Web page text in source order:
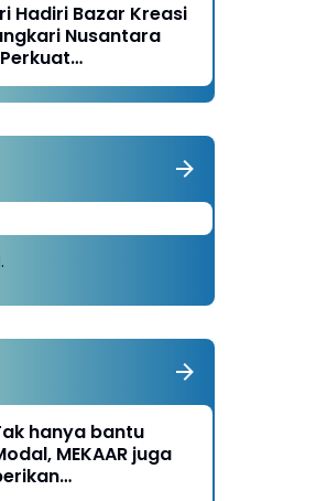
Hadiri Bazar Kreasi
Nusantara
UMKM dan
Lokal
hanya bantu
MEKAAR juga